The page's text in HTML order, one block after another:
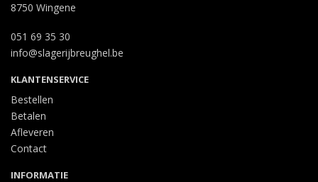
8750 Wingene
051 69 35 30
info@slagerijbreughel.be
KLANTENSERVICE
Bestellen
Betalen
Afleveren
Contact
INFORMATIE